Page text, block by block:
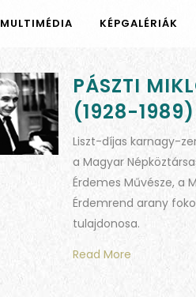
MULTIMÉDIA KÉPGALÉRIÁK
PÁSZTI
(1928-1989)
Liszt-díjas karnagy-
a Magyar
Érdemes Művésze, a
Érdemrend arany
tulajdonosa.
Read More